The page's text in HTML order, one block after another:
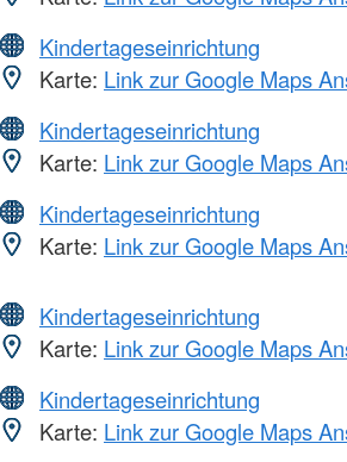
Kindertageseinrichtung
Karte: Link zur Google Maps
Kindertageseinrichtung
Karte: Link zur Google Maps
Kindertageseinrichtung
Karte: Link zur Google Maps
Kindertageseinrichtung
Karte: Link zur Google Maps
Kindertageseinrichtung
Karte: Link zur Google Maps